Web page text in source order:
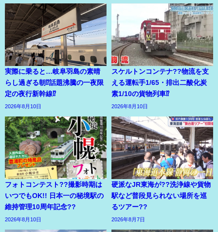
実際に乗ると…岐阜羽島の素晴
らし過ぎる朝⁉話題沸騰の一夜限
定の夜行新幹線⁉
2026年8月10日
スケルトンコンテナ??物流を支
える運転手1/65・排出二酸化炭
素1/10の貨物列車⁉
2026年8月10日
フォトコンテスト??撮影時期は
いつでもOK!! 日本一の秘境駅の
維持管理10周年記念??
2026年8月10日
硬派なJR東海が??洗浄線や貨物
駅など普段見られない場所を巡
るツアー??
2026年8月7日